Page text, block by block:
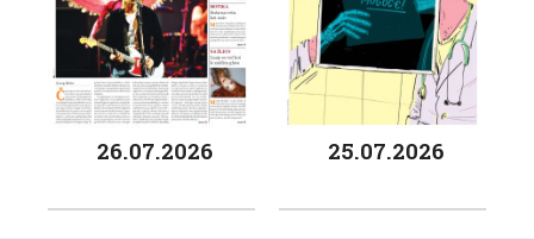
26.07.2026 25.07.2026